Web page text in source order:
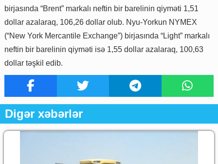
birjasında “Brent” markalı neftin bir barelinin qiyməti 1,51
dollar azalaraq, 106,26 dollar olub. Nyu-Yorkun NYMEX
(“New York Mercantile Exchange”) birjasında “Light” markalı
neftin bir barelinin qiyməti isə 1,55 dollar azalaraq, 100,63
dollar təşkil edib.
Digər xəbərlər